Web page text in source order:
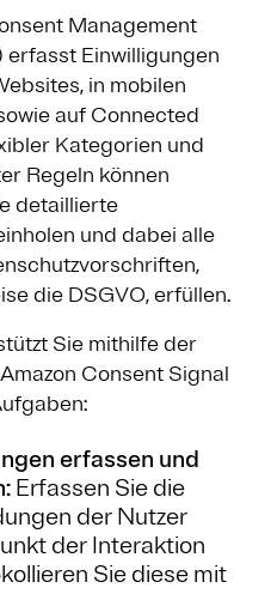
Management
erfasst Einwilligungen
in mobilen
auf Connected
Kategorien und
Regeln können
detaillierte
und dabei alle
die DSGVO, erfüllen.
Sie mithilfe der
Consent Signal
erfassen und
Erfassen Sie die
der Nutzer
der Interaktion
Sie diese mit